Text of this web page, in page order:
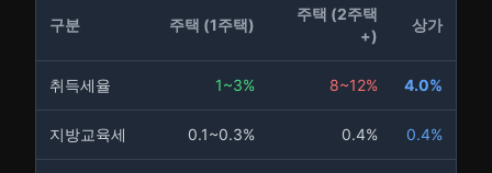
구분 주택 (1주택)
주택 (2주택
+)
상가
취득세율 1~3% 8~12% 4.0%
지방교육세 0.1~0.3% 0.4% 0.4%